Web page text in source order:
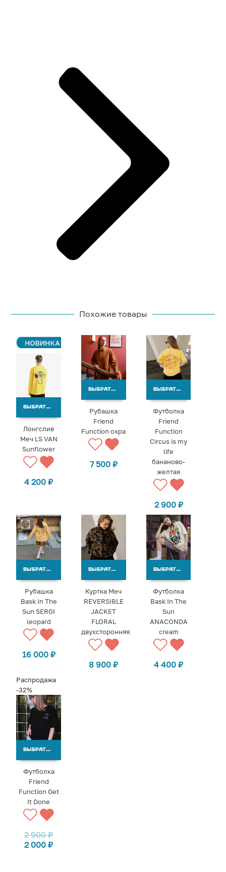
Похожие товары
ВЫБРАТЬ ВАРИАНТЫ
Лонгслив
Меч LS VAN
Sunflower
4 200₽
ВЫБРАТЬ ВАРИАНТЫ
Рубашка
Friend
Function охра
7 500 ₽
ВЫБРАТЬ ВАРИАНТЫ
Футболка
Friend
Function
Circus is my
life
бананово-
желтая
2 900 ₽
ВЫБРАТЬ ВАРИАНТЫ
Рубашка
Bask In The
Sun SERGI
leopard
16 000 ₽
ВЫБРАТЬ ВАРИАНТЫ
Куртка Меч
REVERSIBLE
JACKET
FLORAL
двухсторонняя
8 900₽
ВЫБРАТЬ ВАРИАНТЫ
Футболка
Bask In The
Sun
ANACONDA
cream
4 400₽
Распродажа
-32%
ВЫБРАТЬ ВАРИАНТЫ
Футболка
Friend
Function Get
It Done
2 900₽
2 000₽